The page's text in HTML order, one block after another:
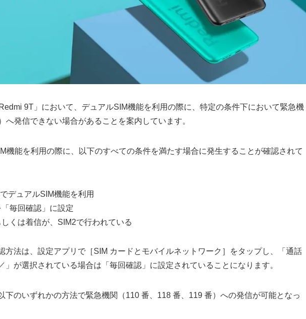
9T」において、デュアルSIM機能を利用の際に、特定の条件下において緊急機
へ発信できない場合があることを案内しています。
機能を利用の際に、以下のすべての条件を満たす場合に発生することが確認されて
デュアルSIM機能を利用
「毎回確認」に設定
くは着信が、SIM2で行われている
方法は、設定アプリで［SIM カードとモバイルネットワーク］をタップし、「通話
」が選択されている場合は「毎回確認」に設定されていることになります。
下のいずれかの方法で緊急機関（110 番、118 番、119 番）への発信が可能となっ